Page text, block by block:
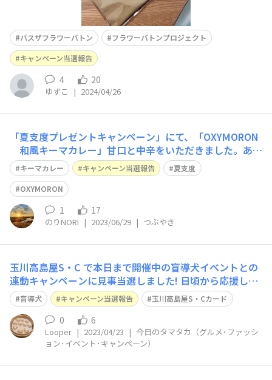
パスザフラワーバトン
フラワーバトンプロジェクト
キャンペーン当選報告
4 20
ゆずこ | 2024/04/26
「夏支度プレゼントキャンペーン」にて、「OXYMORON
和風キーマカレー」甘口と中辛をいただきました。あり
がとうございます😄屋上庭園「OSOTO」を散歩して、空
さんと記念撮影してきました。
キーマカレー キャンペーン当選報告
夏支度
OXYMORON
1 17
のりNORI | 2023/06/29 | つぶやき
玉川高島屋S・C で本日まで開催中の盲導犬イベントとの
連動キャンペーンに見事当選しました! 日頃から応援して
いる団体、イベントなので、嬉しかったです。 さて、みな
さんご存知かと思いますが、玉川高島屋S・C カードでは
ショッピングの金額に応じて同団体への寄付が行われます
ので、ご興味のある方は是非。CO
盲導犬 キャンペーン当選報告 玉川高島屋S・Cカード
0 6
Looper | 2023/04/23 | 今日のタマタカ（グルメ･ファッシ
ョン･イベント･キャンペーン）